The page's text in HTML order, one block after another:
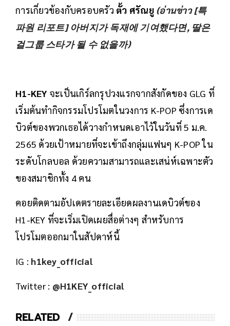
การเกี่ยวข้องกับครอบครัว ตั้ว ศรัณยู (อ่านข่าว [특
파원 리포트] 아버지가 독재에 기여했다면, 딸은
걸그룹 스타가 될 수 없을까)
H1-KEY จะเป็นเกิร์ลกรุปวงแรกจากสังกัดของ GLG ที่
เริ่มต้นทำกิจกรรมโปรโมตในวงการ K-POP ซึ่งการเด
บิวต์ของพวกเธอได้วางกำหนดเอาไว้ในวันที่ 5 ม.ค.
2565 ด้วยเป้าหมายที่จะเข้าถึงกลุ่มแฟนๆ K-POP ใน
ระดับโกลบอล ด้วยความสามารถและเสน่ห์เฉพาะตัว
ของสมาชิกทั้ง 4 คน
คอยติดตามอัปเดตรายละเอียดผลงานเดบิวต์ของ
H1-KEY ที่จะเริ่มเปิดเผยสื่อต่างๆ สำหรับการ
โปรโมตออกมาในสัปดาห์นี้
IG : h1key_official
Twitter : @H1KEY_official
RELATED